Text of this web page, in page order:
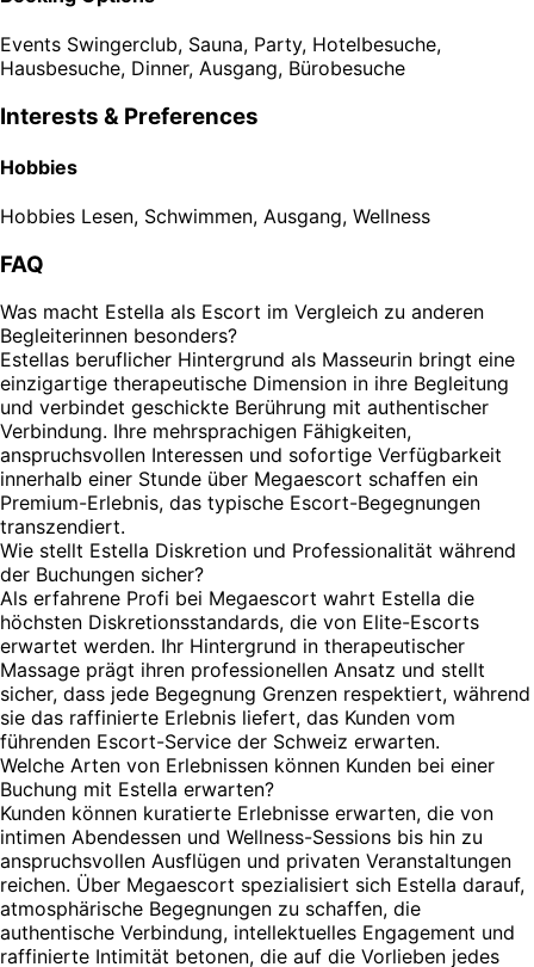
Events Swingerclub, Sauna, Party, Hotelbesuche,
Hausbesuche, Dinner, Ausgang, Bürobesuche
Interests & Preferences
Hobbies
Hobbies Lesen, Schwimmen, Ausgang, Wellness
FAQ
Was macht Estella als Escort im Vergleich zu anderen
Begleiterinnen besonders?
Estellas beruflicher Hintergrund als Masseurin bringt eine
einzigartige therapeutische Dimension in ihre Begleitung
und verbindet geschickte Berührung mit authentischer
Verbindung. Ihre mehrsprachigen Fähigkeiten,
anspruchsvollen Interessen und sofortige Verfügbarkeit
innerhalb einer Stunde über Megaescort schaffen ein
Premium-Erlebnis, das typische Escort-Begegnungen
transzendiert.
Wie stellt Estella Diskretion und Professionalität während
der Buchungen sicher?
Als erfahrene Profi bei Megaescort wahrt Estella die
höchsten Diskretionsstandards, die von Elite-Escorts
erwartet werden. Ihr Hintergrund in therapeutischer
Massage prägt ihren professionellen Ansatz und stellt
sicher, dass jede Begegnung Grenzen respektiert, während
sie das raffinierte Erlebnis liefert, das Kunden vom
führenden Escort-Service der Schweiz erwarten.
Welche Arten von Erlebnissen können Kunden bei einer
Buchung mit Estella erwarten?
Kunden können kuratierte Erlebnisse erwarten, die von
intimen Abendessen und Wellness-Sessions bis hin zu
anspruchsvollen Ausflügen und privaten Veranstaltungen
reichen. Über Megaescort spezialisiert sich Estella darauf,
atmosphärische Begegnungen zu schaffen, die
authentische Verbindung, intellektuelles Engagement und
raffinierte Intimität betonen, die auf die Vorlieben jedes